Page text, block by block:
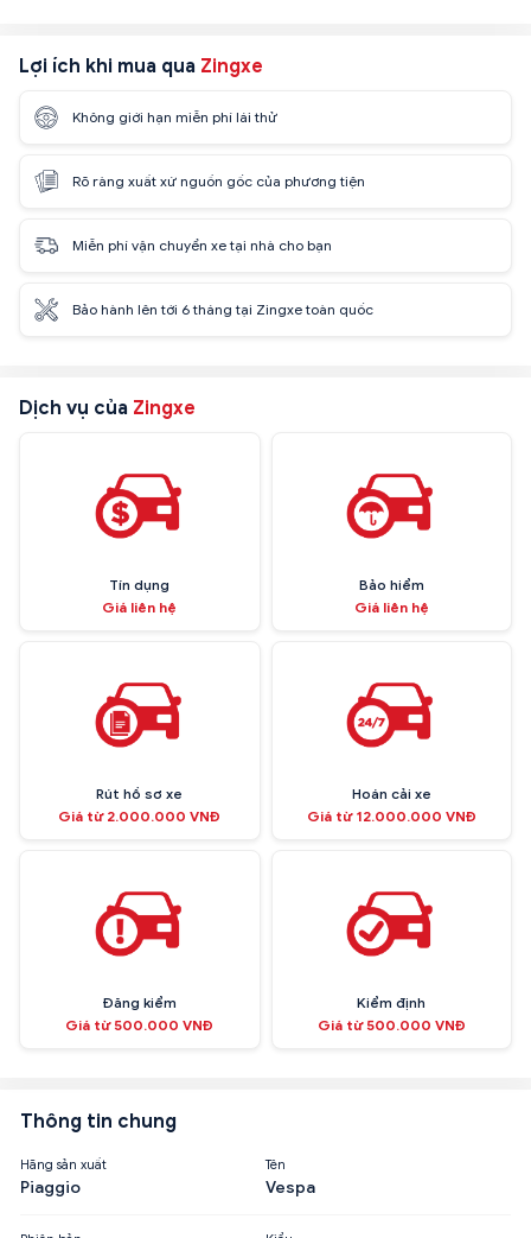
Lợi ích khi mua qua Zingxe
Không giới hạn miễn phí lái thử
Rõ ràng xuất xứ nguồn gốc của phương tiện
Miễn phí vận chuyển xe tại nhà cho bạn
Bảo hành lên tới 6 tháng tại Zingxe toàn quốc
Dịch vụ của Zingxe
Tín dụng
Giá liên hệ
Bảo hiểm
Giá liên hệ
Rút hồ sơ xe
Giá từ 2.000.000 VNĐ
Hoán cải xe
Giá từ 12.000.000 VNĐ
Đăng kiểm
Giá từ 500.000 VNĐ
Kiểm định
Giá từ 500.000 VNĐ
Thông tin chung
Hãng sản xuất
Piaggio
Tên
Vespa